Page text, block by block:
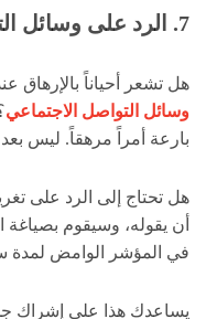
7. الرد على وسائل التواصل الاجتماعي
هل تشعر أحياناً بالإرهاق
وسائل التواصل الاجتماعي
بارعة أمراً مرهقاً. ليس بعد
هل تحتاج إلى الرد على
أن يقوله، وسيقوم
في المؤشر الوامض لمدة
يساعدك هذا على إشراك